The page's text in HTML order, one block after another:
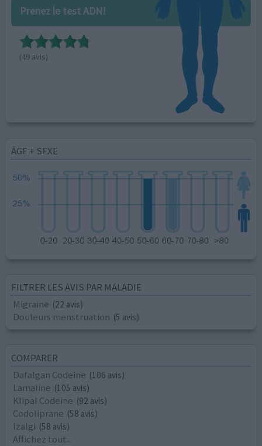
Prenez le test ADN!
(49 avis)
ÂGE + SEXE
FILTRER LES AVIS PAR MALADIE
Migraine (22 avis)
Douleurs menstruation (5 avis)
COMPARER
Dafalgan Codeine (106 avis)
Lamaline (105 avis)
Klipal Codeine (92 avis)
Codoliprane (58 avis)
Izalgi (58 avis)
Affichez tout...